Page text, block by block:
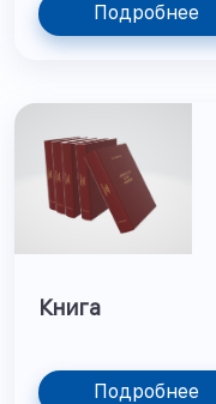
Подробнее
Книга
Подробнее